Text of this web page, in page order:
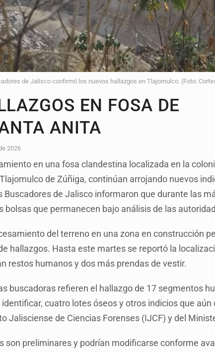
de Jalisco confirmó los nuevos hallazgos en Tlajomulco. (Foto:
EN FOSA DE
ANITA
2026
en una fosa clandestina localizada en la
de Zúñiga, continúan arrojando nuevos
Buscadores de Jalisco informaron que durante las
bolsas que permanecen bajo análisis de las
del terreno en una zona en construcción
hallazgos. Hasta este martes se reportó la
restos humanos y dos más prendas de vestir.
buscadoras refieren el hallazgo de 17 segmentos
cuatro lotes óseos y otros indicios que aún
Jalisciense de Ciencias Forenses (IJCF) y del
son preliminares y podrían modificarse conforme